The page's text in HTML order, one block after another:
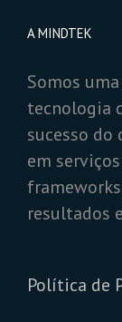
A MINDTEK
Somos
tecnologia
sucesso
em
resultados
Política de